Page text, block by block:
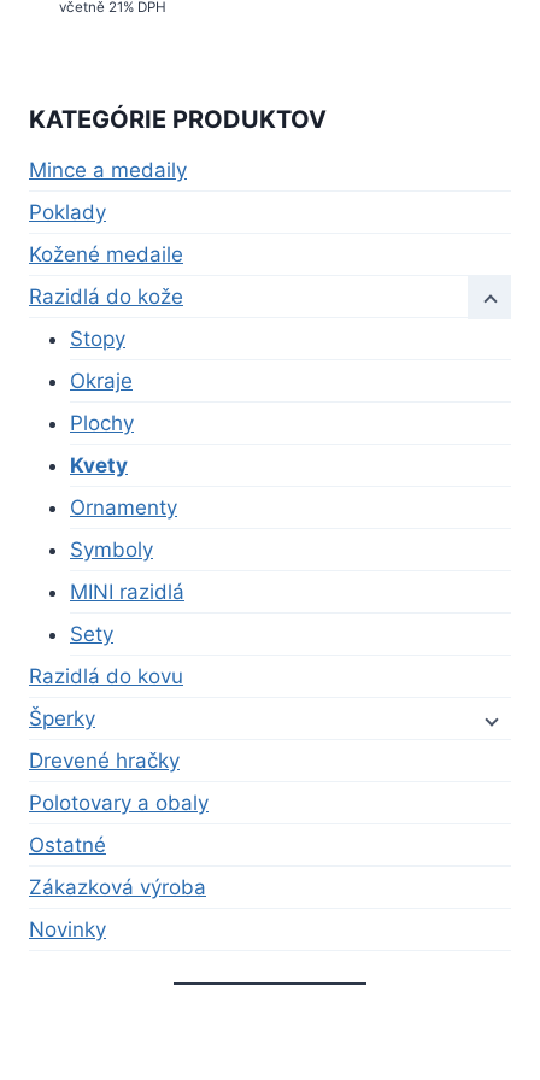
včetně 21% DPH
KATEGÓRIE PRODUKTOV
Mince a medaily
Poklady
Kožené medaile
Razidlá do kože
Stopy
Okraje
Plochy
Kvety
Ornamenty
Symboly
MINI razidlá
Sety
Razidlá do kovu
Šperky
Drevené hračky
Polotovary a obaly
Ostatné
Zákazková výroba
Novinky